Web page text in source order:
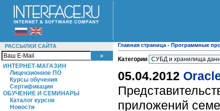
РАССЫЛКИ САЙТА
ИНТЕРНЕТ-МАГАЗИН
Лицензионное ПО
Курсы обучения
Сертификация
ОБУЧЕНИЕ И СЕМИНАРЫ
Каталог курсов
Новости
Главная страница - Программные
Категории
05.04.2012
приложений